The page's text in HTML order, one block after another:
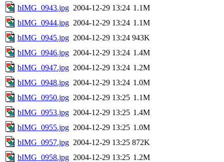
bIMG_0943.jpg 2004-12-29 13:24 1.1M
bIMG_0944.jpg 2004-12-29 13:24 1.1M
bIMG_0945.jpg 2004-12-29 13:24 943K
bIMG_0946.jpg 2004-12-29 13:24 1.4M
bIMG_0947.jpg 2004-12-29 13:24 1.2M
bIMG_0948.jpg 2004-12-29 13:24 1.0M
bIMG_0950.jpg 2004-12-29 13:25 1.1M
bIMG_0953.jpg 2004-12-29 13:25 1.4M
bIMG_0955.jpg 2004-12-29 13:25 1.0M
bIMG_0957.jpg 2004-12-29 13:25 872K
bIMG_0958.jpg 2004-12-29 13:25 1.2M